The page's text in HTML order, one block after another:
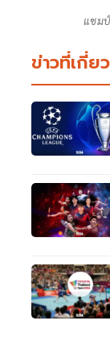
แชม
ข่าวที่เกี่ย